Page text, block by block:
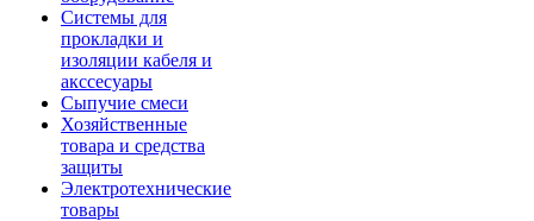
Системы для
прокладки и
изоляции кабеля и
акссесуары
Сыпучие смеси
Хозяйственные
товара и средства
защиты
Электротехнические
товары